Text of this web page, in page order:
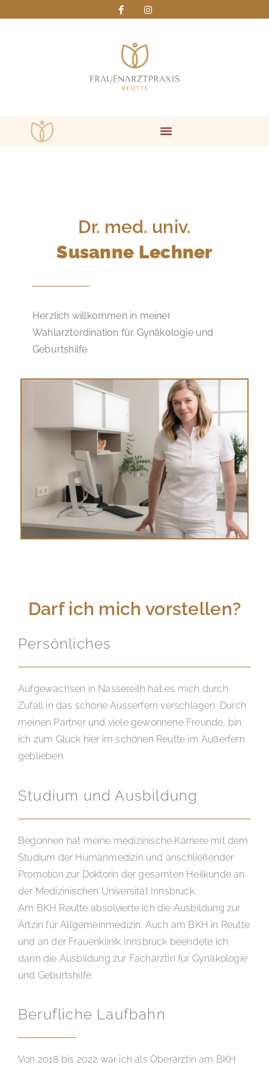
Dr. med. univ.
Susanne Lechner
Herzlich willkommen in meiner
Wahlarztordination für Gynäkologie und
Geburtshilfe.
Darf ich mich vorstellen?
Persönliches
Aufgewachsen in Nassereith hat es mich durch
Zufall in das schöne Ausserfern verschlagen. Durch
meinen Partner und viele gewonnene Freunde, bin
ich zum Glück hier im schönen Reutte im Außerfern
geblieben.
Studium und Ausbildung
Begonnen hat meine medizinische Karriere mit dem
Studium der Humanmedizin und anschließender
Promotion zur Doktorin der gesamten Heilkunde an
der Medizinischen Universität Innsbruck.
Am BKH Reutte absolvierte ich die Ausbildung zur
Ärtzin für Allgemeinmedizin. Auch am BKH in Reutte
und an der Frauenklinik Innsbruck beendete ich
dann die Ausbildung zur Fachärztin für Gynäkologie
und Geburtshilfe.
Berufliche Laufbahn
Von 2018 bis 2022 war ich als Öberärztin am BKH